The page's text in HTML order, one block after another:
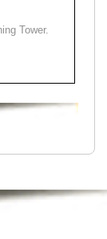
Tower.